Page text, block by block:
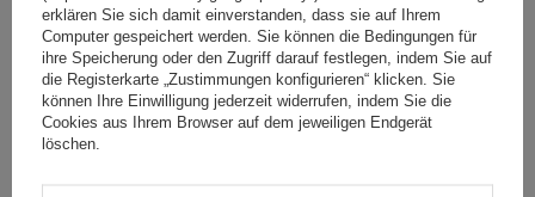
erklären Sie sich damit einverstanden, dass sie auf Ihrem
Computer gespeichert werden. Sie können die Bedingungen für
ihre Speicherung oder den Zugriff darauf festlegen, indem Sie auf
die Registerkarte „Zustimmungen konfigurieren“ klicken. Sie
können Ihre Einwilligung jederzeit widerrufen, indem Sie die
Cookies aus Ihrem Browser auf dem jeweiligen Endgerät
löschen.